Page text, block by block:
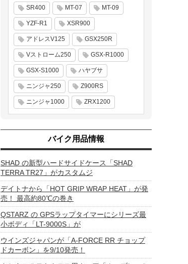
SR400 MT-07 MT-09
YZF-R1 XSR900
アドレスV125 GSX250R
Vストローム250 GSX-R1000
GSX-S1000 ハヤブサ
ニンジャ250 Z900RS
ニンジャ1000 ZRX1200
バイク用品情報
SHAD の新型ハードサイドケース「SHAD
TERRA TR27」がカスタムジ
デイトナから「HOT GRIP WRAP HEAT」が発
売！ 最高約80℃の巻き
QSTARZ の GPSラップタイマーにシリーズ最
小ボディ「LT-9000S」が
ウインズジャパンが「A-FORCE RR チョップ
ドカーボン」を9/10発売！